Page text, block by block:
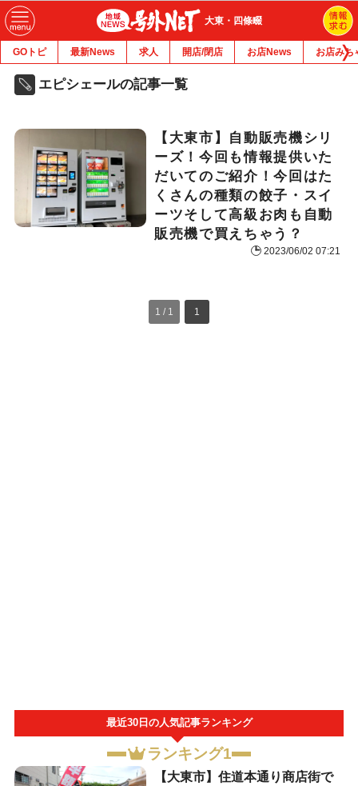
大東・四條畷
GOトピ 最新News 求人 開店/閉店 お店News お店みち
エピシェールの記事一覧
【大東市】自動販売機シリ
ーズ！今回も情報提供いた
だいてのご紹介！今回はた
くさんの種類の餃子・スイ
ーツそして高級お肉も自動
販売機で買えちゃう？
2023/06/02 07:21
1 / 1 1
最近30日の人気記事ランキング
ランキング1
【大東市】住道本通り商店街で